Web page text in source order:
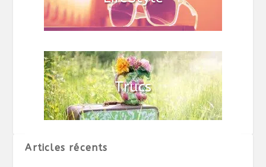
Articles récents